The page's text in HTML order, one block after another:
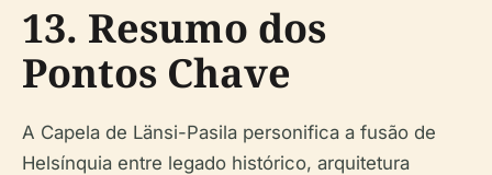
13. Resumo dos
Pontos Chave
A Capela de Länsi-Pasila personifica a fusão de
Helsínquia entre legado histórico, arquitetura